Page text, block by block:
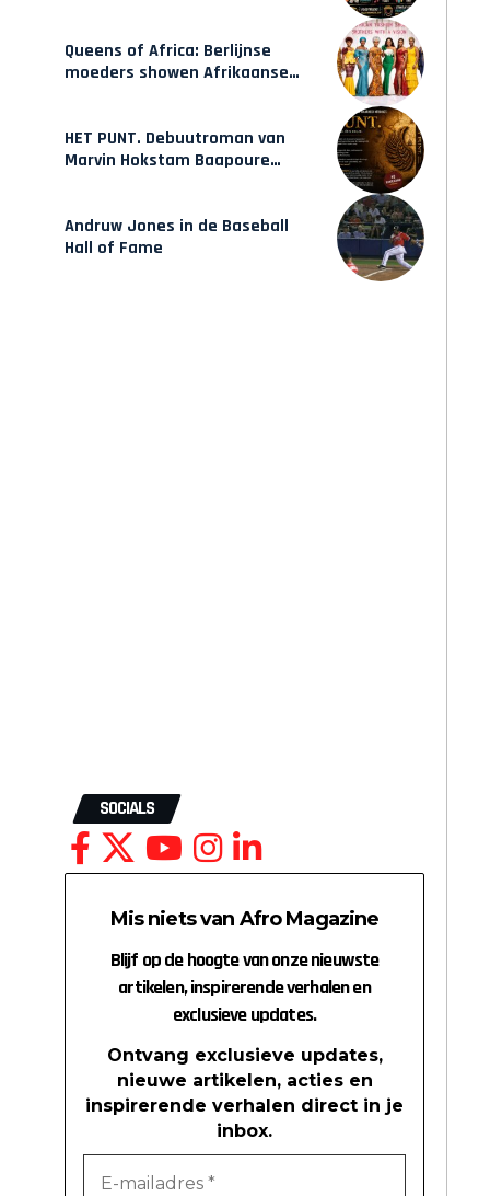
Queens of Africa: Berlijnse
moeders showen Afrikaanse
HET PUNT. Debuutroman van
Marvin Hokstam Baapoure
Andruw Jones in de Baseball
Hall of Fame
SOCIALS
Mis niets van Afro Magazine
Blijf op de hoogte van onze nieuwste
artikelen, inspirerende verhalen en
exclusieve updates.
Ontvang exclusieve updates,
nieuwe artikelen, acties en
inspirerende verhalen direct in je
inbox.